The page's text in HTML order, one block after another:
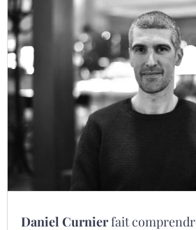
Daniel Curnierfait